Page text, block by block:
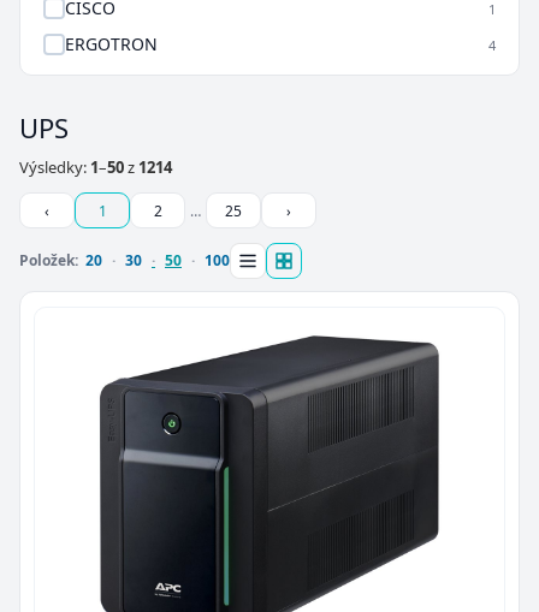
CISCO 1
ERGOTRON 4
UPS
Výsledky: 1–50z 1214
‹ 1 2 … 25 ›
Položek: 20 30 50 100